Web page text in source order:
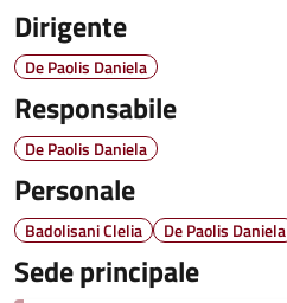
Dirigente
De Paolis Daniela
Responsabile
De Paolis Daniela
Personale
Badolisani Clelia De Paolis Daniela
Sede principale